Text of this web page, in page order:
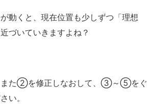
動くと、現在位置も少しずつ「理想
づいていきますよね？
また②を修正しなおして、③～⑤をぐ
い。